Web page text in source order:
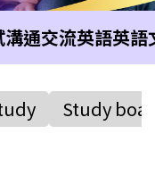
溝通交流英語英語
Study